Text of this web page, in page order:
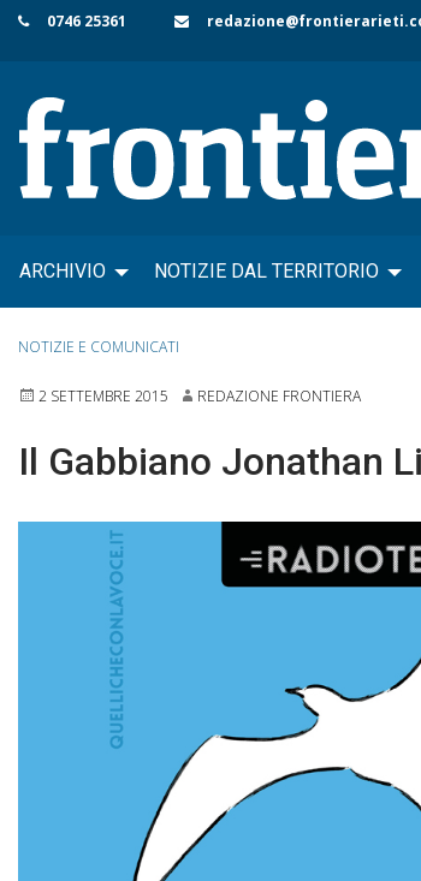
Skip
content
0746 25361
ARCHIVIO NOTIZIE DAL TERRITORIO
NOTIZIE E COMUNICATI
2 SETTEMBRE 2015 REDAZIONE FRONTIERA
Il Gabbiano Jonathan